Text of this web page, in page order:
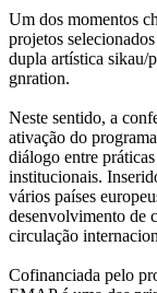
Um dos momentos
projetos
dupla artística sikau/
gnration.
Neste sentido, a
ativação do
diálogo entre
institucionais.
vários países
desenvolvimento de
circulação
Cofinanciada pelo